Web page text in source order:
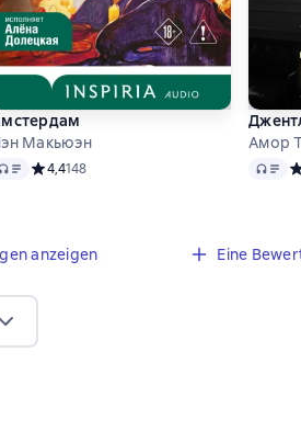
Макьюэн
Средний рейтинг 4,4 на основе 148
4,4148
Амор
Audio
anzeigen Eine